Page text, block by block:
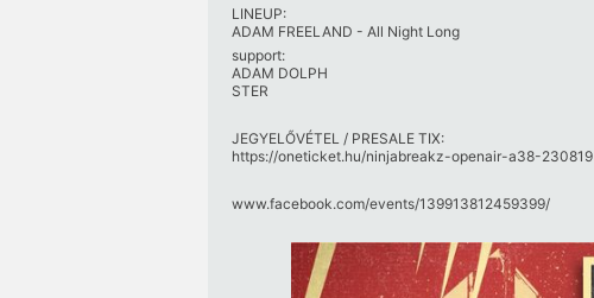
LINEUP:
ADAM FREELAND - All Night Long
support:
ADAM DOLPH
STER
JEGYELŐVÉTEL / PRESALE TIX:
https://oneticket.hu/ninjabreakz-openair-a38-230819
www.facebook.com/​events/​139913812459399/​